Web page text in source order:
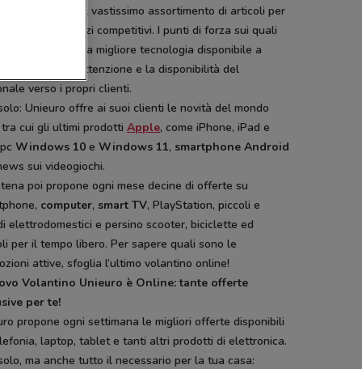
mobili al vastissimo assortimento di articoli per
il tutto a prezzi competitivi. I punti di forza sui quali
punta sono la migliore tecnologia disponibile a
accessibili e l’attenzione e la disponibilità del
verso i propri clienti.
Unieuro offre ai suoi clienti le novità del mondo
tra cui gli ultimi prodottiApple, come iPhone, iPad e
pcWindows 10eWindows 11, smartphone Android
sui videogiochi.
poi propone ogni mese decine di offerte su
computer, smart TV, PlayStation, piccoli e
elettrodomestici e persino scooter, biciclette ed
per il tempo libero. Per sapere quali sono le
attive, sfoglia l’ultimo volantino online!
Volantino Unieuro è Online: tante offerte
per te!
propone ogni settimana le migliori offerte disponibili
laptop, tablet e tanti altri prodotti di elettronica.
ma anche tutto il necessario per la tua casa: